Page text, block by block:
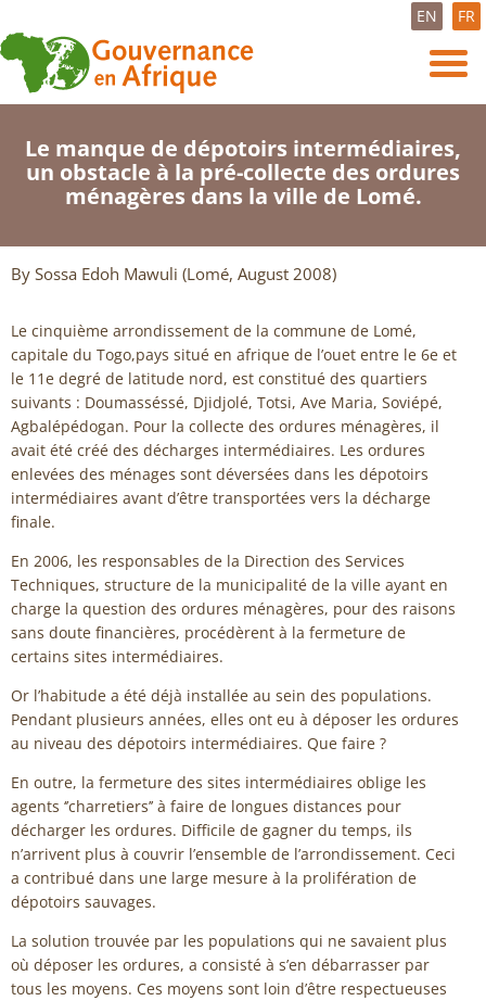
EN FR
Le manque de dépotoirs intermédiaires,
un obstacle à la pré-collecte des ordures
ménagères dans la ville de Lomé.
By Sossa Edoh Mawuli (Lomé, August 2008)
Le cinquième arrondissement de la commune de Lomé,
capitale du Togo,pays situé en afrique de l’ouet entre le 6e et
le 11e degré de latitude nord, est constitué des quartiers
suivants : Doumasséssé, Djidjolé, Totsi, Ave Maria, Soviépé,
Agbalépédogan. Pour la collecte des ordures ménagères, il
avait été créé des décharges intermédiaires. Les ordures
enlevées des ménages sont déversées dans les dépotoirs
intermédiaires avant d’être transportées vers la décharge
finale.
En 2006, les responsables de la Direction des Services
Techniques, structure de la municipalité de la ville ayant en
charge la question des ordures ménagères, pour des raisons
sans doute financières, procédèrent à la fermeture de
certains sites intermédiaires.
Or l’habitude a été déjà installée au sein des populations.
Pendant plusieurs années, elles ont eu à déposer les ordures
au niveau des dépotoirs intermédiaires. Que faire ?
En outre, la fermeture des sites intermédiaires oblige les
agents ‘’charretiers’’ à faire de longues distances pour
décharger les ordures. Difficile de gagner du temps, ils
n’arrivent plus à couvrir l’ensemble de l’arrondissement. Ceci
a contribué dans une large mesure à la prolifération de
dépotoirs sauvages.
La solution trouvée par les populations qui ne savaient plus
où déposer les ordures, a consisté à s’en débarrasser par
tous les moyens. Ces moyens sont loin d’être respectueuses